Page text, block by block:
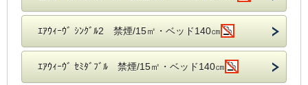
ｴｱｳｨｰｳﾞ ｼﾝｸﾞﾙ2 禁煙/15㎡・ベッド140㎝
ｴｱｳｨｰｳﾞ ｾﾐﾀﾞﾌﾞﾙ 禁煙/15㎡・ベッド140㎝